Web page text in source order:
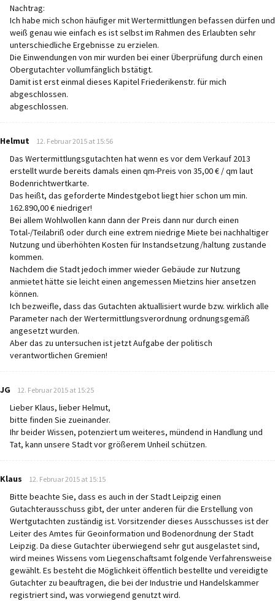
Nachtrag:
Ich habe mich schon häufiger mit Wertermittlungen befassen dürfen und
weiß genau wie einfach es ist selbst im Rahmen des Erlaubten sehr
unterschiedliche Ergebnisse zu erzielen.
Die Einwendungen von mir wurden bei einer Überprüfung durch einen
Obergutachter vollumfänglich bstätigt.
Damit ist erst einmal dieses Kapitel Friederikenstr. für mich
abgeschlossen.
abgeschlossen.
Helmut says:
12. Februar 2015 at 15:56
Das Wertermittlungsgutachten hat wenn es vor dem Verkauf 2013
erstellt wurde bereits damals einen qm-Preis von 35,00 € / qm laut
Bodenrichtwertkarte.
Das heißt, das geforderte Mindestgebot liegt hier schon um min.
162.890,00 € niedriger!
Bei allem Wohlwollen kann dann der Preis dann nur durch einen
Total-/Teilabriß oder durch eine extrem niedrige Miete bei nachhaltiger
Nutzung und überhöhten Kosten für Instandsetzung/haltung zustande
kommen.
Nachdem die Stadt jedoch immer wieder Gebäude zur Nutzung
anmietet hätte sie leicht einen angemessen Mietzins hier ansetzen
können.
Ich bezweifle, dass das Gutachten aktuallisiert wurde bzw. wirklich alle
Parameter nach der Wertermittlungsverordnung ordnungsgemäß
angesetzt wurden.
Aber das zu untersuchen ist jetzt Aufgabe der politisch
verantwortlichen Gremien!
JG says:
12. Februar 2015 at 15:25
Lieber Klaus, lieber Helmut,
bitte finden Sie zueinander.
Ihr beider Wissen, potenziert um weiteres, mündend in Handlung und
Tat, kann unsere Stadt vor größerem Unheil schützen.
Klaus says:
12. Februar 2015 at 15:15
Bitte beachte Sie, dass es auch in der Stadt Leipzig einen
Gutachterausschuss gibt, der unter anderen für die Erstellung von
Wertgutachten zuständig ist. Vorsitzender dieses Ausschusses ist der
Leiter des Amtes für Geoinformation und Bodenordnung der Stadt
Leipzig. Da diese Gutachter überwiegend sehr gut ausgelastet sind,
wird meines Wissens vom Liegenschaftsamt folgende Verfahrensweise
gewählt. Es besteht die Möglichkeit öffentlich bestellte und vereidigte
Gutachter zu beauftragen, die bei der Industrie und Handelskammer
registriert sind, was vorwiegend genutzt wird.